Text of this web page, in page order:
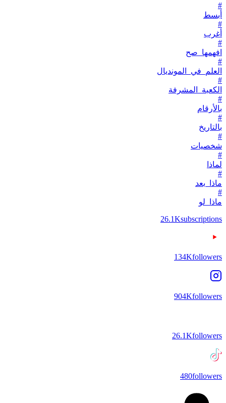
#
أبسط
#
أغرب
#
افهمها_صح
#
العلم_في_المونديال
#
الكعبة_المشرفة
#
بالأرقام
#
بالتاريخ
#
شخصيات
#
لماذا
#
ماذا_بعد
#
ماذا_لو
26.1Ksubscriptions
134Kfollowers
904Kfollowers
26.1Kfollowers
480followers